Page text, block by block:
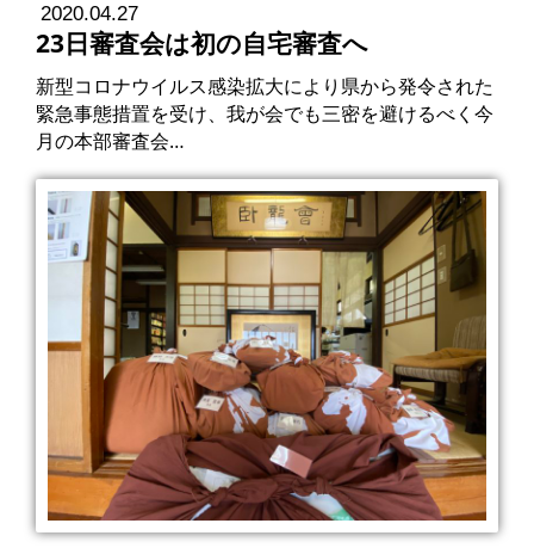
2020.04.27
23日審査会は初の自宅審査へ
新型コロナウイルス感染拡大により県から発令された
緊急事態措置を受け、我が会でも三密を避けるべく今
月の本部審査会…